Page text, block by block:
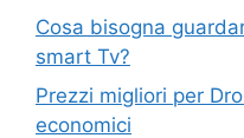
Cosa bisogna
smart Tv?
Prezzi migliori per
economici